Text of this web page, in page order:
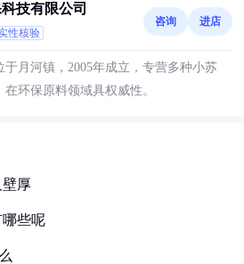
技有限公司
性核验
咨询 进店
月河镇，2005年成立，专营多种小苏
环保原料领域具权威性。
厚
些呢